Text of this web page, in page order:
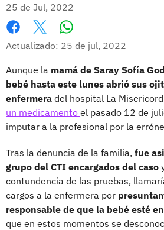
25 de Jul, 2022
Facebook
X
Actualizado: 25 de jul, 2022
Aunque la mamá de Saray Sofía
bebé hasta este lunes abrió sus
enfermera del hospital La
un medicamento el pasado 12 de
imputar a la profesional por la
Tras la denuncia de la familia, fue
grupo del CTI encargados del caso
contundencia de las pruebas,
cargos a la enfermera por
responsable de que la bebé esté
que en estos momentos se